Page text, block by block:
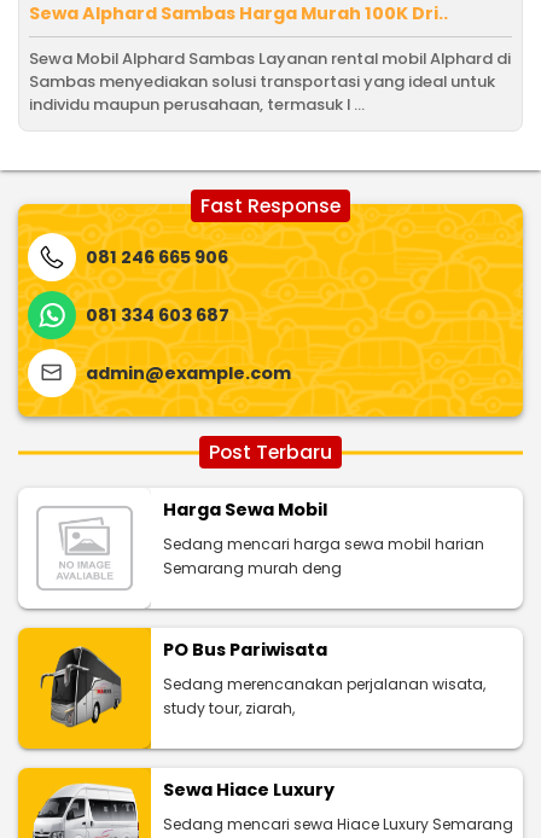
Sewa Alphard Sambas Harga Murah 100K Dri..
Sewa Mobil Alphard Sambas Layanan rental mobil Alphard di
Sambas menyediakan solusi transportasi yang ideal untuk
individu maupun perusahaan, termasuk l ...
Fast Response
081 246 665 906
081 334 603 687
admin@example.com
Post Terbaru
Harga Sewa Mobil
Sedang mencari harga sewa mobil harian
Semarang murah deng
PO Bus Pariwisata
Sedang merencanakan perjalanan wisata,
study tour, ziarah,
Sewa Hiace Luxury
Sedang mencari sewa Hiace Luxury Semarang